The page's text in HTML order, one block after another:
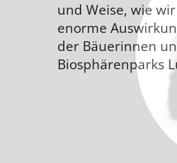
und Weise, wie
enorme
der Bäuerinnen
Biosphärenparks